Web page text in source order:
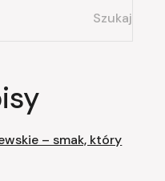
Szukaj
– smak, który